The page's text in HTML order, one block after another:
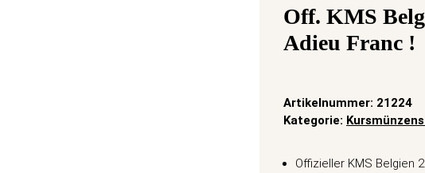
Off. KMS
Adieu Franc !
Artikelnummer: 21224
Kategorie:
Offizieller KMS Belgien